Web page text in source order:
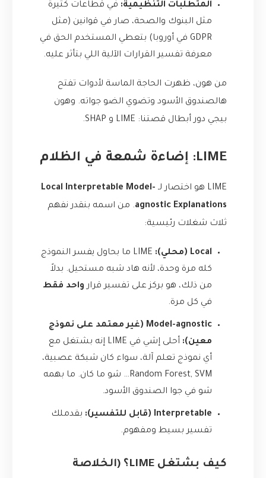
المتطلبات التنظيمية: في قطاعات كثيرة
مثل البنوك والصحة، صار في قوانين (مثل
GDPR في أوروبا) بتعطي المستخدم الحق في
معرفة تفسير القرارات الآلية اللي بتأثر عليه.
من هون، ظهرت الحاجة الماسة لأدوات تفتح
هالصندوق الأسود وتضوي الضو جواته. وهون
بيجي دور أبطال قصتنا: LIME و SHAP.
LIME: إضاءة شمعة في الظلام
LIME هو اختصار لـ
Local Interpretable Model-
agnostic Explanations. من اسمه بنقدر نفهم
ثلاث شغلات رئيسية:
Local (محلي):
LIME ما بحاول يفسر النموذج
كله مرة وحدة، لأنه هاد شبه مستحيل. بدلاً
من ذلك، هو بركز على تفسير قرار واحد فقط
في كل مرة.
Model-agnostic (غير معتمد على نموذج
معين):
أحلى إشي في LIME إنه بشتغل مع
أي نموذج تعلم آلة، سواء كان شبكة عصبية،
Random Forest, SVM… شو ما كان. ما بهمه
شو في جوا الصندوق الأسود.
Interpretable (قابل للتفسير):
بقدملك
تفسير بسيط ومفهوم.
كيف بشتغل LIME؟ (الخلاصة